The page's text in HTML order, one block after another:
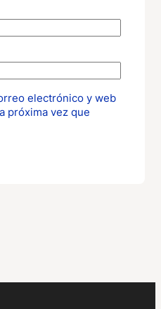
electrónico y web
próxima vez que